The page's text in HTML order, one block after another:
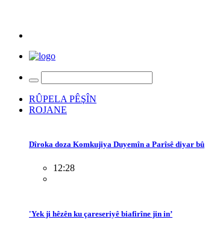
RÛPELA PÊŞÎN
ROJANE
Dîroka doza Komkujiya Duyemîn a Parîsê diyar bû
12:28
'Yek ji hêzên ku çareseriyê biafirîne jin in’